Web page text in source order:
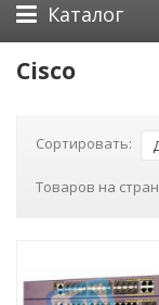
Каталог
Cisco
Сортировать:
Товаров на